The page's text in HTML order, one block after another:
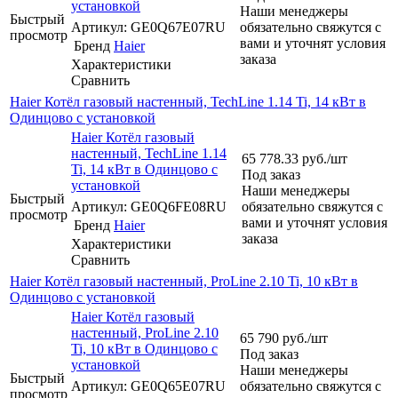
Быстрый
просмотр
установкой
Артикул: GE0Q67E07RU
Бренд Haier
Характеристики
Сравнить
Наши менеджеры
обязательно свяжутся с
вами и уточнят условия
заказа
Haier Котёл газовый настенный, TechLine 1.14 Ti, 14 кВт в
Одинцово с установкой
Быстрый
просмотр
Haier Котёл газовый
настенный, TechLine 1.14
Ti, 14 кВт в Одинцово с
установкой
Артикул: GE0Q6FE08RU
Бренд Haier
Характеристики
Сравнить
65 778.33 руб./шт
Под заказ
Наши менеджеры
обязательно свяжутся с
вами и уточнят условия
заказа
Haier Котёл газовый настенный, ProLine 2.10 Ti, 10 кВт в
Одинцово с установкой
Быстрый
просмотр
Haier Котёл газовый
настенный, ProLine 2.10
Ti, 10 кВт в Одинцово с
установкой
Артикул: GE0Q65E07RU
65 790 руб./шт
Под заказ
Наши менеджеры
обязательно свяжутся с